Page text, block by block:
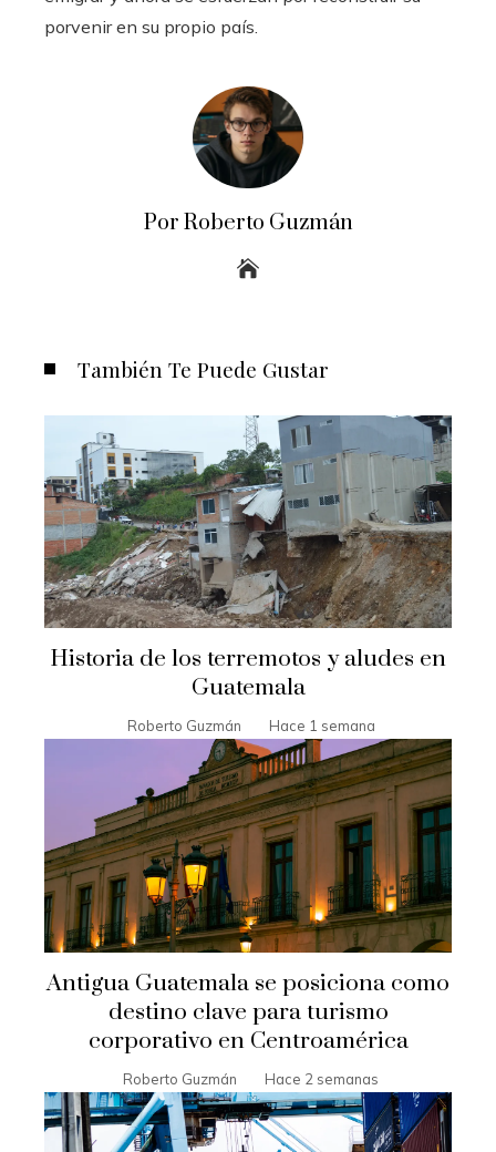
porvenir en su propio país.
Por Roberto Guzmán
También Te Puede Gustar
Historia de los terremotos y aludes en
Guatemala
Roberto Guzmán Hace 1 semana
Antigua Guatemala se posiciona como
destino clave para turismo
corporativo en Centroamérica
Roberto Guzmán Hace 2 semanas